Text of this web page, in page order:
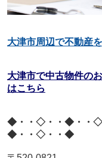
大津市周辺で不動産
大津市で中古物件の
はこちら
◆・・◇・・◆・・◇
◆・・◇・・◆